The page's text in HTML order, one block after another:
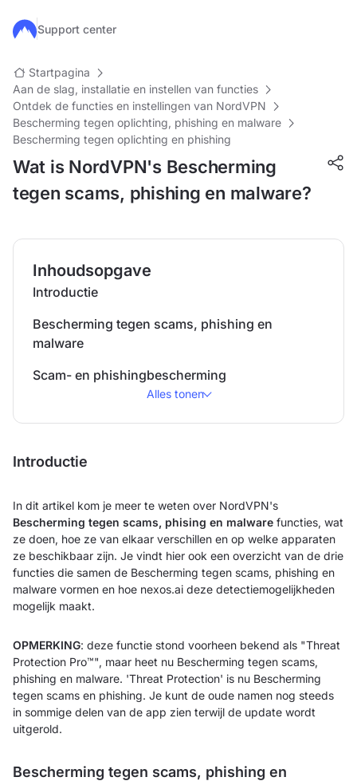
Ga naar de hoofdinhoud
Support center
Startpagina
Aan de slag, installatie en instellen van functies
Ontdek de functies en instellingen van NordVPN
Bescherming tegen oplichting, phishing en malware
Bescherming tegen oplichting en phishing
Wat is NordVPN's Bescherming
tegen scams, phishing en malware?
Inhoudsopgave
Introductie
Bescherming tegen scams, phishing en
malware
Scam- en phishingbescherming
Alles tonen
Introductie
In dit artikel kom je meer te weten over NordVPN's
Bescherming tegen scams, phising en malware functies, wat
ze doen, hoe ze van elkaar verschillen en op welke apparaten
ze beschikbaar zijn. Je vindt hier ook een overzicht van de drie
functies die samen de Bescherming tegen scams, phishing en
malware vormen en hoe nexos.ai deze detectiemogelijkheden
mogelijk maakt.
OPMERKING: deze functie stond voorheen bekend als "Threat
Protection Pro™", maar heet nu Bescherming tegen scams,
phishing en malware. 'Threat Protection' is nu Bescherming
tegen scams en phishing. Je kunt de oude namen nog steeds
in sommige delen van de app zien terwijl de update wordt
uitgerold.
Bescherming tegen scams, phishing en